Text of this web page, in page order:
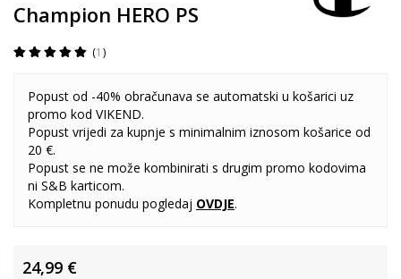
Champion HERO PS
1
Popust od -40% obračunava se automatski u košarici uz
promo kod VIKEND.
Popust vrijedi za kupnje s minimalnim iznosom košarice od
20 €.
Popust se ne može kombinirati s drugim promo kodovima
ni S&B karticom.
Kompletnu ponudu pogledaj OVDJE.
24,99 €